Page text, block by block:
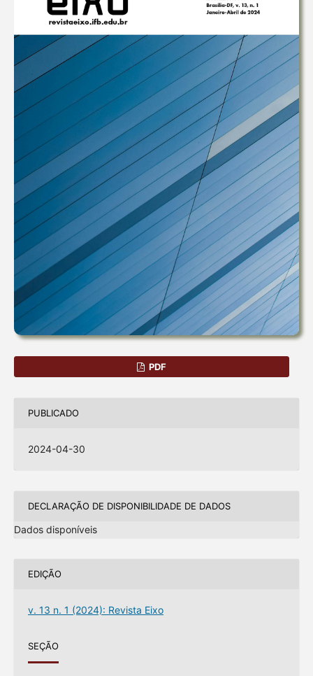
PDF
PUBLICADO
2024-04-30
DECLARAÇÃO DE DISPONIBILIDADE DE DADOS
Dados disponíveis
EDIÇÃO
v. 13 n. 1 (2024): Revista Eixo
SEÇÃO